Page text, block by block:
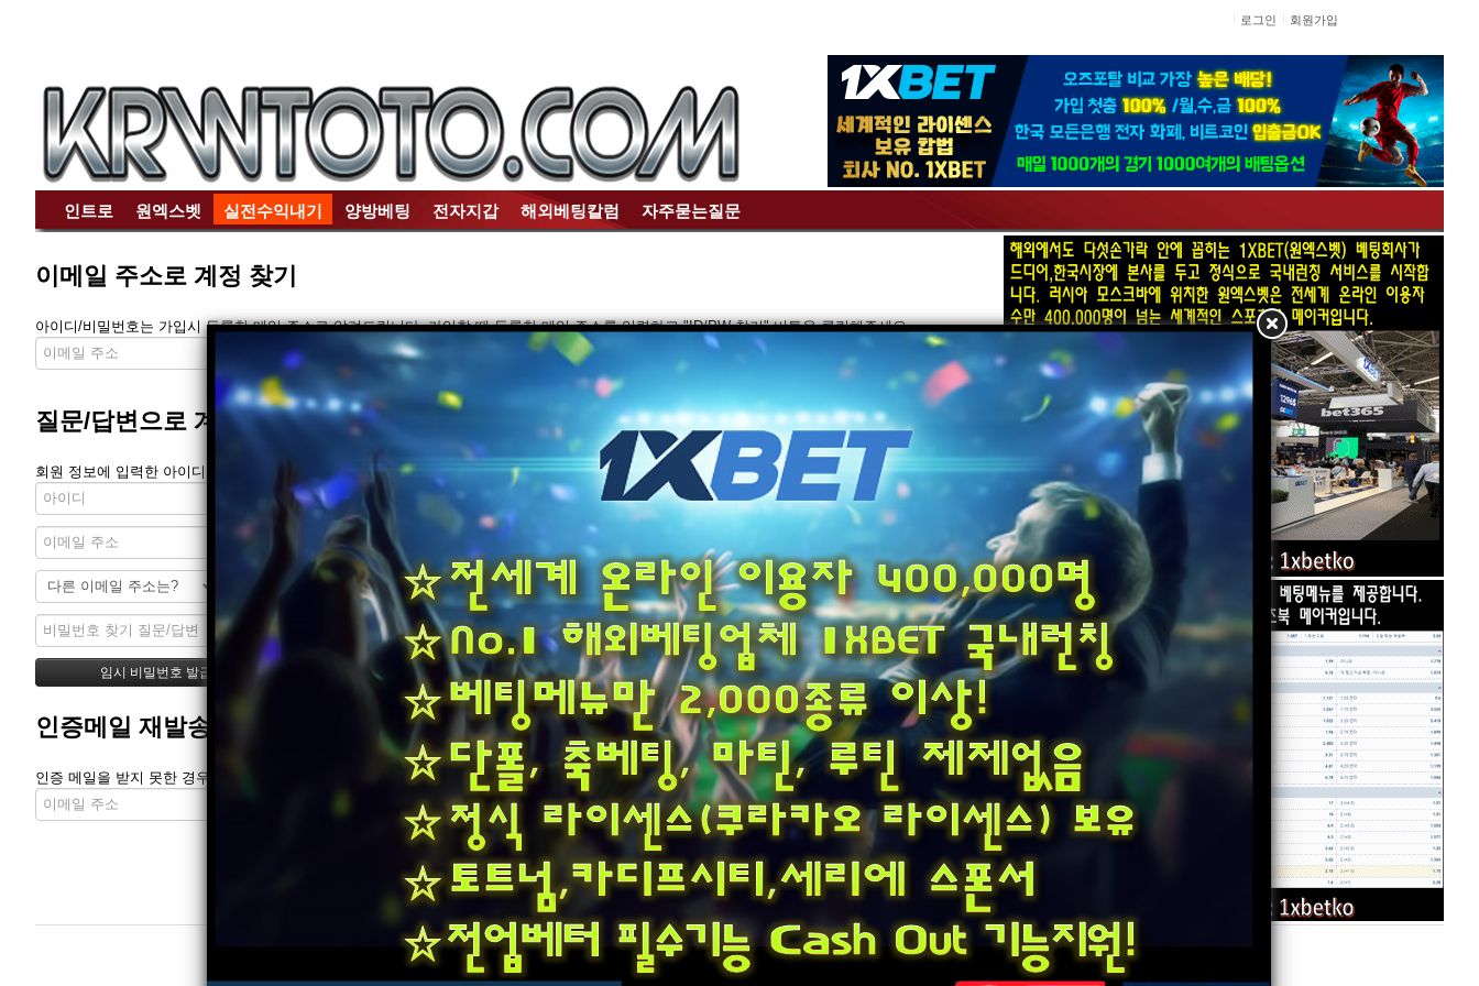
로그인 회원가입
인트로 원엑스벳 실전수익내기 양방베팅 전자지갑 해외베팅칼럼 자주묻는질문
이메일 주소로 계정 찾기
아이디/비밀번호는 가입시 등록한 메일 주소로 알려드립니다. 가입할 때 등록한 메일 주소를 입력하고 "ID/PW 찾기" 버튼을 클릭해주세요.
질문/답변으로 계정 찾기
회원 정보에 입력한 아이디와 이메일, 질문/답변으로 임시 비밀번호를 발급 받을 수 있습니다.
인증메일 재발송
인증 메일을 받지 못한 경우 다시 받을 수 있습니다.
Copyright © 2019 krw토토. All rights reserved.